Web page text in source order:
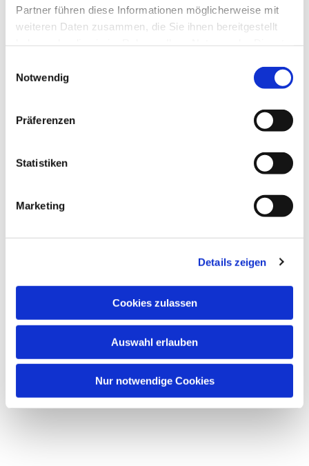
Partner führen diese Informationen möglicherweise mit
weiteren Daten zusammen, die Sie ihnen bereitgestellt
Notwendig
Präferenzen
Statistiken
Marketing
Details zeigen
Cookies zulassen
Auswahl erlauben
Nur notwendige Cookies